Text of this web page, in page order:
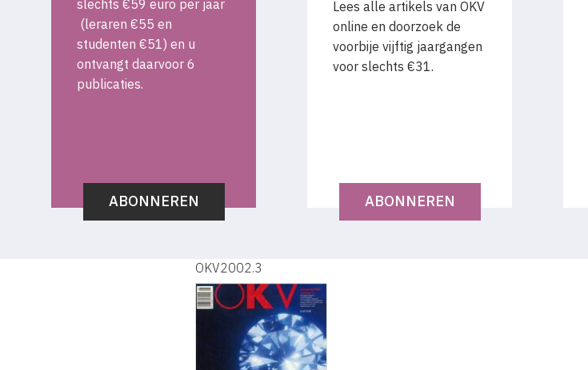
slechts €59 euro per jaar
(leraren €55 en
studenten €51) en u
ontvangt daarvoor 6
publicaties.
ABONNEREN
Lees alle artikels van OKV
online en doorzoek de
voorbije vijftig jaargangen
voor slechts €31.
ABONNEREN
OKV2002.3